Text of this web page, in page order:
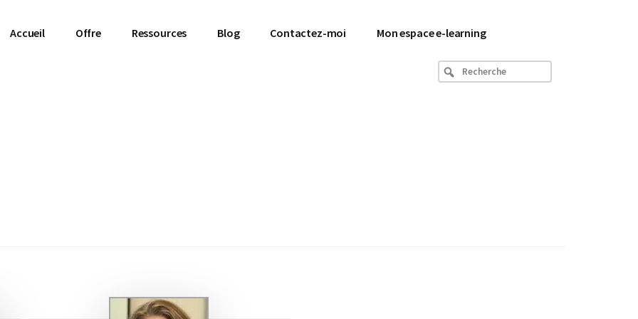
Accueil Offre Ressources Blog Contactez-moi Mon espace e-learning
Recherche